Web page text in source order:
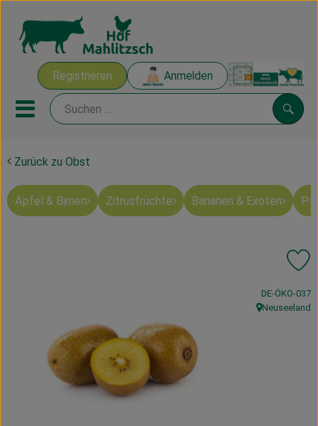
Registrieren Anmelden
Mobiles Menu öffnen oder
Ökokisten
Mahlitzscher Produkte
Kühltheke
Vorratskammer
Zurück zu Obst
Äpfel & Birnen Zitrusfrüchte Bananen & Exoten
,DE-ÖKO-037
, Herkunft:
Neuseeland